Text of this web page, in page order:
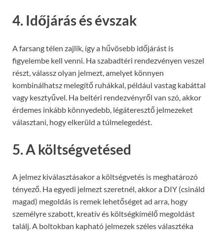
4. Időjárás és évszak
A farsang télen zajlik, így a hűvösebb időjárást is
figyelembe kell venni. Ha szabadtéri rendezvényen veszel
részt, válassz olyan jelmezt, amelyet könnyen
kombinálhatsz melegítő ruhákkal, például vastag kabáttal
vagy kesztyűvel. Ha beltéri rendezvényről van szó, akkor
érdemes inkább könnyedebb, légáteresztő jelmezeket
választani, hogy elkerüld a túlmelegedést.
5.A költségvetésed
A jelmez kiválasztásakor a költségvetés is meghatározó
tényező. Ha egyedi jelmezt szeretnél, akkor a DIY (csináld
magad) megoldás is remek lehetőséget ad arra, hogy
személyre szabott, kreatív és költségkímélő megoldást
találj. A boltokban kapható jelmezek széles választéka